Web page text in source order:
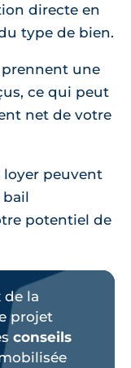
directe en
type de bien.
une
ce qui peut
net de votre
loyer peuvent
bail
potentiel de
de la
projet
conseils